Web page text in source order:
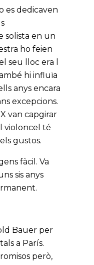
es dedicaven
solista en un
ho feien
seu lloc era l
hi influïa
anys encara
excepcions.
van capgirar
violoncel té
gustos.
fàcil. Va
sis anys
Bauer per
a París.
però,